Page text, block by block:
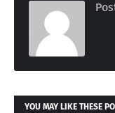
YOU MAY LIKE THESE